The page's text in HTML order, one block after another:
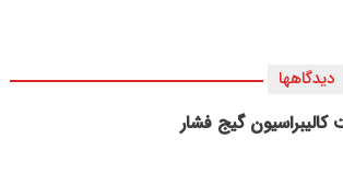
دیدگاهها
گیج فشار